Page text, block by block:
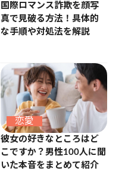
国際ロマンス詐欺を顔写
真で見破る方法！具体的
な手順や対処法を解説
恋愛
彼女の好きなところはど
こですか？男性100人に聞
いた本音をまとめて紹介